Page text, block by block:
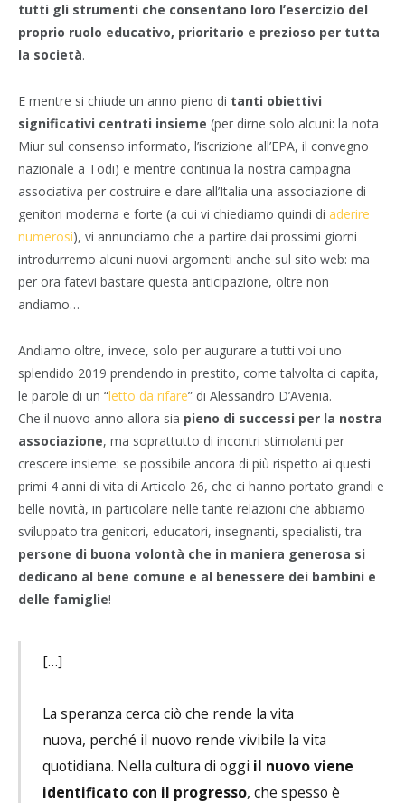
tutti gli strumenti che consentano loro l’esercizio del
proprio ruolo educativo, prioritario e prezioso per tutta
la società.
E mentre si chiude un anno pieno di tanti obiettivi
significativi centrati insieme (per dirne solo alcuni: la nota
Miur sul consenso informato, l’iscrizione all’EPA, il convegno
nazionale a Todi) e mentre continua la nostra campagna
associativa per costruire e dare all’Italia una associazione di
genitori moderna e forte (a cui vi chiediamo quindi di aderire
numerosi), vi annunciamo che a partire dai prossimi giorni
introdurremo alcuni nuovi argomenti anche sul sito web: ma
per ora fatevi bastare questa anticipazione, oltre non
andiamo…
Andiamo oltre, invece, solo per augurare a tutti voi uno
splendido 2019 prendendo in prestito, come talvolta ci capita,
le parole di un “letto da rifare” di Alessandro D’Avenia.
Che il nuovo anno allora sia pieno di successi per la nostra
associazione, ma soprattutto di incontri stimolanti per
crescere insieme: se possibile ancora di più rispetto ai questi
primi 4 anni di vita di Articolo 26, che ci hanno portato grandi e
belle novità, in particolare nelle tante relazioni che abbiamo
sviluppato tra genitori, educatori, insegnanti, specialisti, tra
persone di buona volontà che in maniera generosa si
dedicano al bene comune e al benessere dei bambini e
delle famiglie!
[…]
La speranza cerca ciò che rende la vita
nuova, perché il nuovo rende vivibile la vita
quotidiana. Nella cultura di oggi il nuovo viene
identificato con il progresso, che spesso è